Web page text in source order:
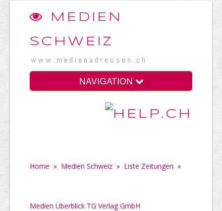
MEDIEN
SCHWEIZ
www.medienadressen.ch
NAVIGATION
Home » Medien Schweiz » Liste Zeitungen »
Medien Überblick TG Verlag GmbH